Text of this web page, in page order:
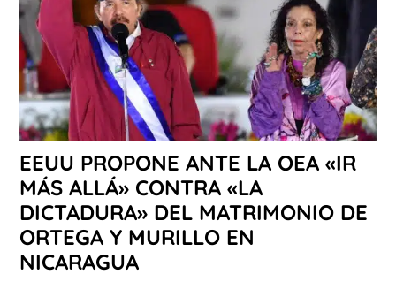
EEUU PROPONE ANTE LA OEA «IR
MÁS ALLÁ» CONTRA «LA
DICTADURA» DEL MATRIMONIO DE
ORTEGA Y MURILLO EN
NICARAGUA